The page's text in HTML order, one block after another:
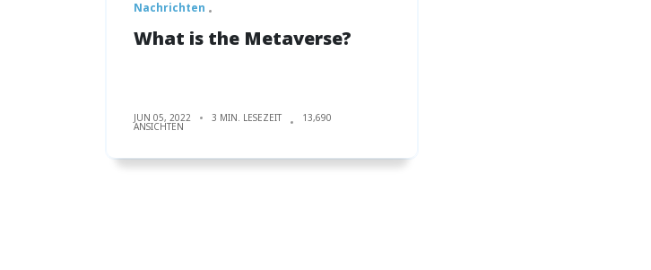
Nachrichten
What is the Metaverse?
JUN 05, 2022 3 MIN. LESEZEIT 13,690
ANSICHTEN